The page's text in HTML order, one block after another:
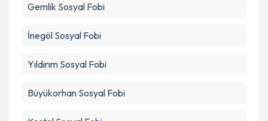
Gemlik Sosyal Fobi
İnegöl Sosyal Fobi
Yıldırım Sosyal Fobi
Büyükorhan Sosyal Fobi